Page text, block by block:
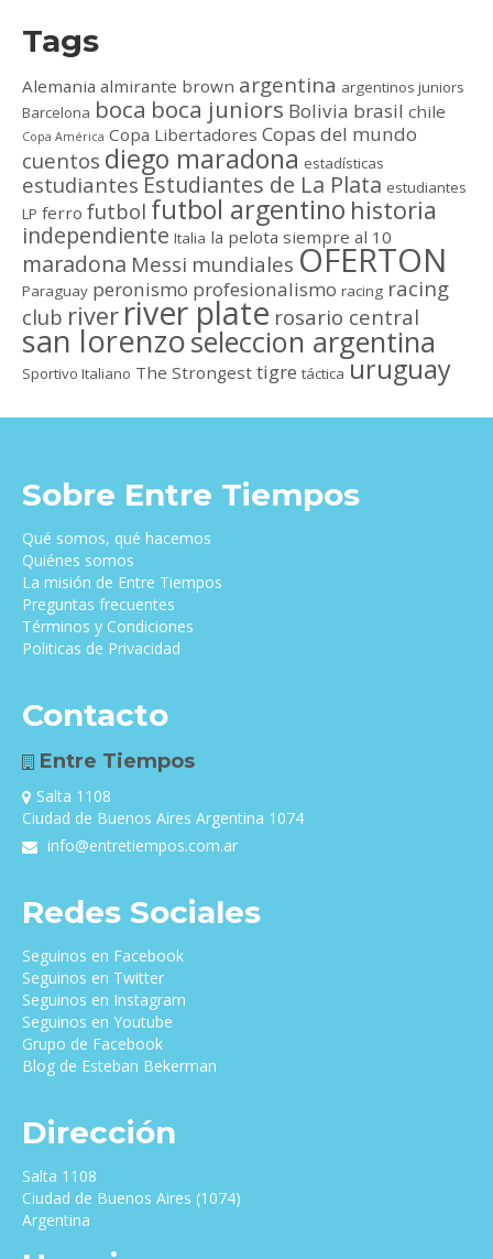
Tags
Alemania almirante brown argentina argentinos juniors
Barcelona boca boca juniors Bolivia brasil chile
Copa América Copa Libertadores Copas del mundo
cuentos diego maradona estadísticas
estudiantes Estudiantes de La Plata estudiantes
LP ferro futbol futbol argentino historia
independiente Italia la pelota siempre al 10
maradona Messi mundiales OFERTON
Paraguay peronismo profesionalismo racing racing
club river river plate rosario central
san lorenzoseleccion argentina
Sportivo Italiano The Strongest tigre táctica uruguay
Sobre Entre Tiempos
Qué somos, qué hacemos
Quiénes somos
La misión de Entre Tiempos
Preguntas frecuentes
Términos y Condiciones
Politicas de Privacidad
Contacto
Entre Tiempos
Salta 1108
Ciudad de Buenos Aires Argentina 1074
info@entretiempos.com.ar
Redes Sociales
Seguinos en Facebook
Seguinos en Twitter
Seguinos en Instagram
Seguinos en Youtube
Grupo de Facebook
Blog de Esteban Bekerman
Dirección
Salta 1108
Ciudad de Buenos Aires (1074)
Argentina